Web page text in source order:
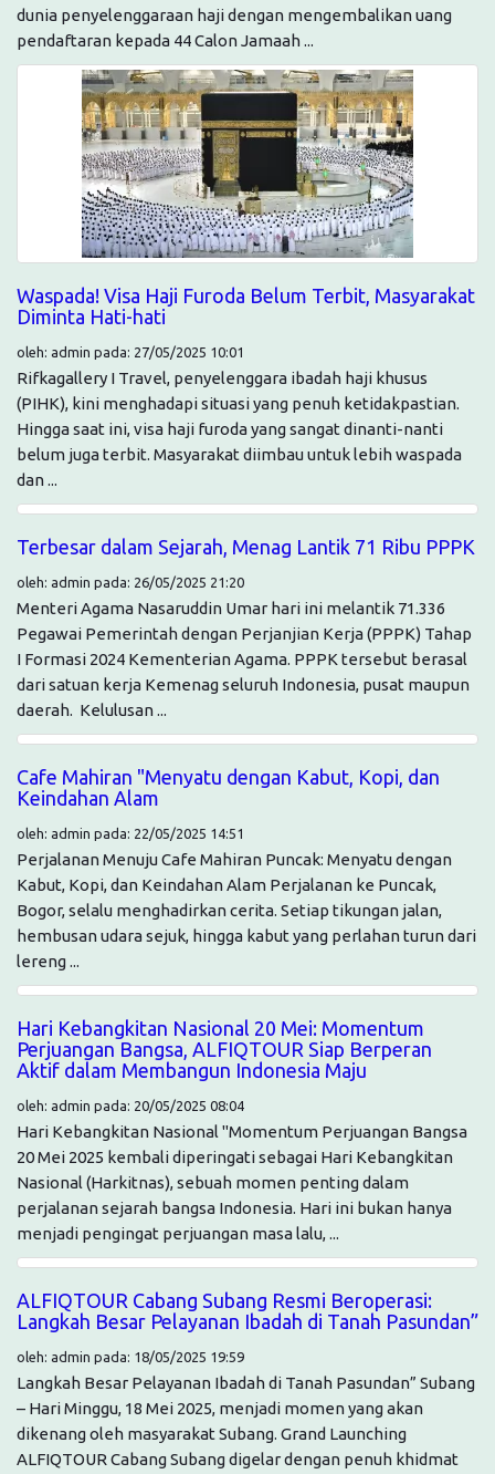
dunia penyelenggaraan haji dengan mengembalikan uang
pendaftaran kepada 44 Calon Jamaah ...
Waspada! Visa Haji Furoda Belum Terbit, Masyarakat
Diminta Hati-hati
oleh: admin pada: 27/05/2025 10:01
Rifkagallery I Travel, penyelenggara ibadah haji khusus
(PIHK), kini menghadapi situasi yang penuh ketidakpastian.
Hingga saat ini, visa haji furoda yang sangat dinanti-nanti
belum juga terbit. Masyarakat diimbau untuk lebih waspada
dan ...
Terbesar dalam Sejarah, Menag Lantik 71 Ribu PPPK
oleh: admin pada: 26/05/2025 21:20
Menteri Agama Nasaruddin Umar hari ini melantik 71.336
Pegawai Pemerintah dengan Perjanjian Kerja (PPPK) Tahap
I Formasi 2024 Kementerian Agama. PPPK tersebut berasal
dari satuan kerja Kemenag seluruh Indonesia, pusat maupun
daerah. Kelulusan ...
Cafe Mahiran "Menyatu dengan Kabut, Kopi, dan
Keindahan Alam
oleh: admin pada: 22/05/2025 14:51
Perjalanan Menuju Cafe Mahiran Puncak: Menyatu dengan
Kabut, Kopi, dan Keindahan Alam Perjalanan ke Puncak,
Bogor, selalu menghadirkan cerita. Setiap tikungan jalan,
hembusan udara sejuk, hingga kabut yang perlahan turun dari
lereng ...
Hari Kebangkitan Nasional 20 Mei: Momentum
Perjuangan Bangsa, ALFIQTOUR Siap Berperan
Aktif dalam Membangun Indonesia Maju
oleh: admin pada: 20/05/2025 08:04
Hari Kebangkitan Nasional "Momentum Perjuangan Bangsa
20 Mei 2025 kembali diperingati sebagai Hari Kebangkitan
Nasional (Harkitnas), sebuah momen penting dalam
perjalanan sejarah bangsa Indonesia. Hari ini bukan hanya
menjadi pengingat perjuangan masa lalu, ...
ALFIQTOUR Cabang Subang Resmi Beroperasi:
Langkah Besar Pelayanan Ibadah di Tanah Pasundan”
oleh: admin pada: 18/05/2025 19:59
Langkah Besar Pelayanan Ibadah di Tanah Pasundan” Subang
– Hari Minggu, 18 Mei 2025, menjadi momen yang akan
dikenang oleh masyarakat Subang. Grand Launching
ALFIQTOUR Cabang Subang digelar dengan penuh khidmat